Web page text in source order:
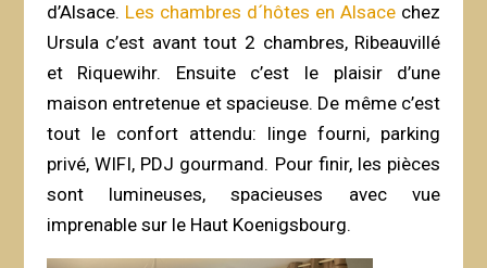
d’Alsace. Les chambres d´hôtes en Alsace chez
Ursula c’est avant tout 2 chambres, Ribeauvillé
et Riquewihr. Ensuite c’est le plaisir d’une
maison entretenue et spacieuse. De même c’est
tout le confort attendu: linge fourni, parking
privé, WIFI, PDJ gourmand. Pour finir, les pièces
sont lumineuses, spacieuses avec vue
imprenable sur le Haut Koenigsbourg.